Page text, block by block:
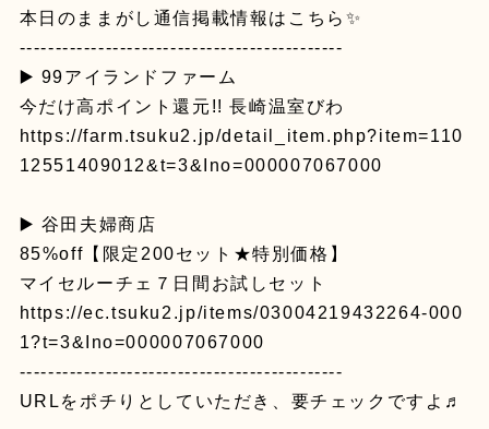
本日のままがし通信掲載情報はこちら✨
---------------------------------------------
▶️ 99アイランドファーム
今だけ高ポイント還元!! 長崎温室びわ
https://farm.tsuku2.jp/detail_item.php?item=110
12551409012&t=3&Ino=000007067000
▶️ 谷田夫婦商店
85%off【限定200セット★特別価格】
マイセルーチェ７日間お試しセット
https://ec.tsuku2.jp/items/03004219432264-000
1?t=3&Ino=000007067000
---------------------------------------------
URLをポチりとしていただき、要チェックですよ♬